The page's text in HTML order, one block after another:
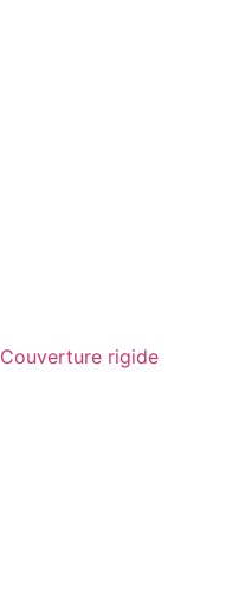
Couverture rigide